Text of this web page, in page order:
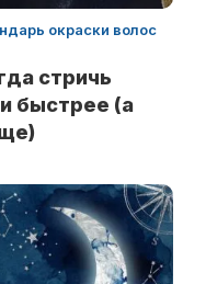
окраски волос
стричь
быстрее (а